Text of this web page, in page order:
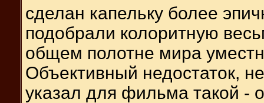
сделан капельку более
подобрали колоритную
общем полотне мира
Объективный недостаток,
указал для фильма такой -